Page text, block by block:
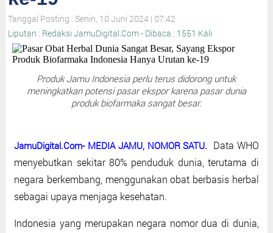
Tanggal Posting : Senin, 10 Juni 2024 | 07:42
Liputan : Redaksi JamuDigital.Com - Dibaca : 1551 Kali
Produk Jamu Indonesia perlu terus didorong untuk
meningkatkan potensi pasar ekspor karena pasar dunia
produk biofarmaka sangat besar.
JamuDigital.Com- MEDIA JAMU, NOMOR SATU. Data WHO
menyebutkan sekitar 80% penduduk dunia, terutama di
negara berkembang, menggunakan obat berbasis herbal
sebagai upaya menjaga kesehatan.
Indonesia yang merupakan negara nomor dua di dunia,